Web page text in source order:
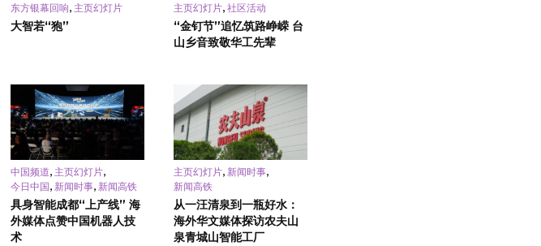
东方银幕回响 主页幻灯片
大智若“狍”
主页幻灯片 社区活动
“金钉节”追忆筑路峥嵘 台
山乡音致敬华工先辈
中国频道, 主页幻灯片,
今日中国, 新闻时事, 新闻高铁
具身智能成都“上产线” 海
外媒体点赞中国机器人技
术
主页幻灯片, 新闻时事,
新闻高铁
从一汪清泉到一瓶好水：
海外华文媒体探访农夫山
泉青城山智能工厂